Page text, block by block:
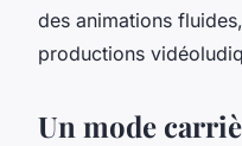
des animations
productions
Un mode